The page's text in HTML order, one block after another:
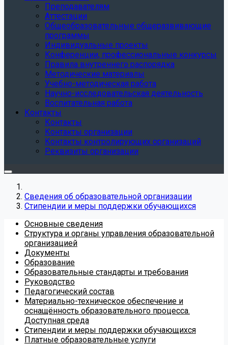
Преподавателям
Аттестации
Общеобразовательные общеразвивающие
программы
Индивидуальные проекты
Конференции, профессиональные конкурсы
Правила внутреннего распорядка
Методические материалы
Учебно-методическая работа
Научно-исследовательская деятельность
Воспитательная работа
Контакты
Контакты
Контакты организации
Контакты контролирующих организаций
Реквизиты организации
Сведения об образовательной организации
Стипендии и меры поддержки обучающихся
Основные сведения
Структура и органы управления образовательной
организацией
Документы
Образование
Образовательные стандарты и требования
Руководство
Педагогический состав
Материально-техническое обеспечение и
оснащённость образовательного процесса.
Доступная среда
Стипендии и меры поддержки обучающихся
Платные образовательные услуги